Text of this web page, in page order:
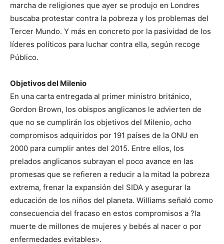
marcha de religiones que ayer se produjo en Londres
buscaba protestar contra la pobreza y los problemas del
Tercer Mundo. Y más en concreto por la pasividad de los
líderes políticos para luchar contra ella, según recoge
Público.
Objetivos del Milenio
En una carta entregada al primer ministro británico,
Gordon Brown, los obispos anglicanos le advierten de
que no se cumplirán los objetivos del Milenio, ocho
compromisos adquiridos por 191 países de la ONU en
2000 para cumplir antes del 2015. Entre ellos, los
prelados anglicanos subrayan el poco avance en las
promesas que se refieren a reducir a la mitad la pobreza
extrema, frenar la expansión del SIDA y asegurar la
educación de los niños del planeta. Williams señaló como
consecuencia del fracaso en estos compromisos a ?la
muerte de millones de mujeres y bebés al nacer o por
enfermedades evitables».